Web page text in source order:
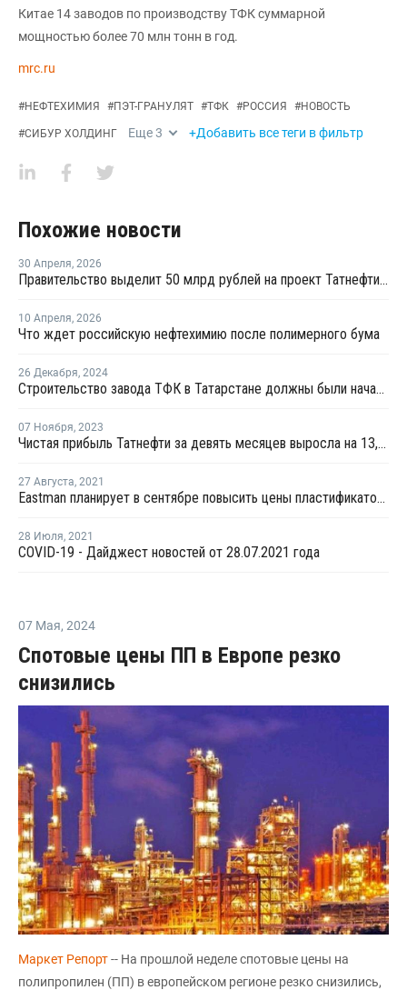
Китае 14 заводов по производству ТФК суммарной
мощностью более 70 млн тонн в год.
mrc.ru
#НЕФТЕХИМИЯ #ПЭТ-ГРАНУЛЯТ #ТФК #РОССИЯ #НОВОСТЬ
#СИБУР ХОЛДИНГ Еще3 +Добавить все теги в фильтр
Похожие новости
30 Апреля, 2026
Правительство выделит 50 млрд рублей на проект Татнефти по производству ПЭТ
10 Апреля, 2026
Что ждет российскую нефтехимию после полимерного бума
26 Декабря, 2024
Строительство завода ТФК в Татарстане должны были начать в конце 2024 года
07 Ноября, 2023
Чистая прибыль Татнефти за девять месяцев выросла на 13,3%
27 Августа, 2021
Eastman планирует в сентябре повысить цены пластификаторов в США
28 Июля, 2021
COVID-19 - Дайджест новостей от 28.07.2021 года
07 Мая, 2024
Спотовые цены ПП в Европе резко
снизились
Маркет Репорт-- На прошлой неделе спотовые цены на
полипропилен (ПП) в европейском регионе резко снизились,